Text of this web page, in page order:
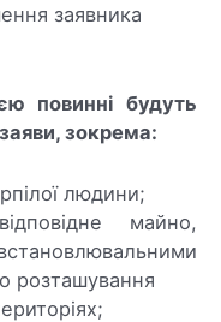
заявника
повинні будуть
зокрема:
людини;
майно,
розташування